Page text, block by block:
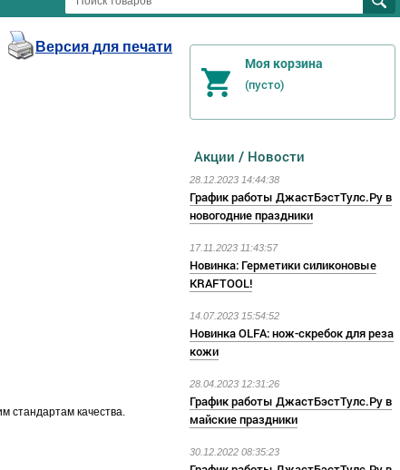
Версия для печати
стандартам качества.
Моя корзина
(пусто)
Акции / Новости
28.12.2023 14:44:38
График работы ДжастБэстТулс.Ру в
новогодние праздники
17.11.2023 11:43:57
Новинка: Герметики силиконовые
KRAFTOOL!
14.07.2023 15:54:52
Новинка OLFA: нож-скребок для реза
кожи
28.04.2023 12:31:26
График работы ДжастБэстТулс.Ру в
майские праздники
30.12.2022 08:35:23